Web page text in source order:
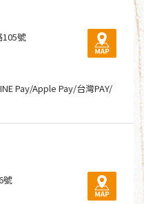
號
Pay/Apple Pay/台灣PAY/
號